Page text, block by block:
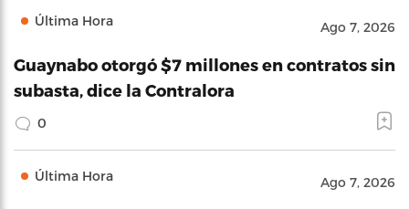
Última Hora Ago 7, 2026
Guaynabo otorgó $7 millones en contratos sin
subasta, dice la Contralora
0
Última Hora Ago 7, 2026